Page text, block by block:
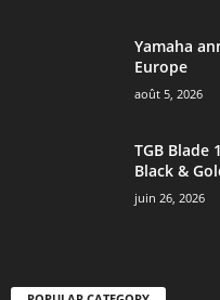
Yamaha
Europe
août 5, 2026
TGB Blade
Black &
juin 26, 2026